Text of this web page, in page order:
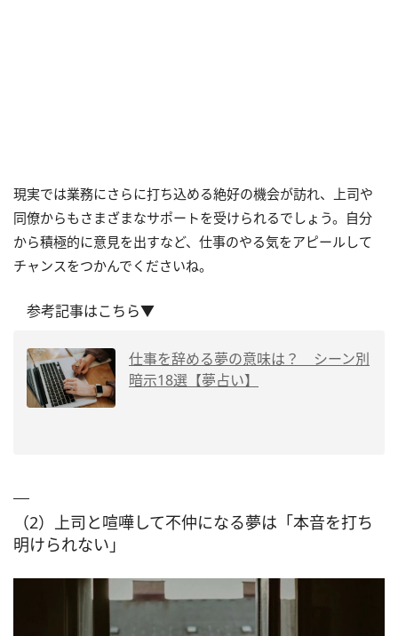
現実では業務にさらに打ち込める絶好の機会が訪れ、上司や
同僚からもさまざまなサポートを受けられるでしょう。自分
から積極的に意見を出すなど、仕事のやる気をアピールして
チャンスをつかんでくださいね。
参考記事はこちら▼
仕事を辞める夢の意味は？ シーン別
暗示18選【夢占い】
（2）上司と喧嘩して不仲になる夢は「本音を打ち
明けられない」